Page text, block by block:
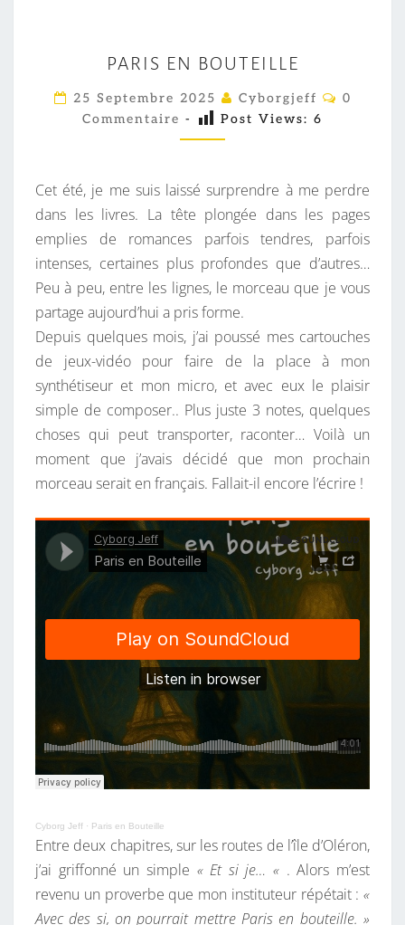
A
R
I
S
N
B
O
U
T
E
I
L
L
E
PARIS EN BOUTEILLE
25 Septembre 2025 Cyborgjeff
C
A
I
R
E
0
Commentaire - Post Views: 6
Cet été, je me suis laissé surprendre à me perdre
dans les livres. La tête plongée dans les pages
emplies de romances parfois tendres, parfois
intenses, certaines plus profondes que d’autres…
Peu à peu, entre les lignes, le morceau que je vous
partage aujourd’hui a pris forme.
Depuis quelques mois, j’ai poussé mes cartouches
de jeux-vidéo pour faire de la place à mon
synthétiseur et mon micro, et avec eux le plaisir
simple de composer.. Plus juste 3 notes, quelques
choses qui peut transporter, raconter… Voilà un
moment que j’avais décidé que mon prochain
morceau serait en français. Fallait-il encore l’écrire !
Cyborg Jeff · Paris en Bouteille
Entre deux chapitres, sur les routes de l’île d’Oléron,
j’ai griffonné un simple « Et si je… « . Alors m’est
revenu un proverbe que mon instituteur répétait : «
Avec des si, on pourrait mettre Paris en bouteille. »